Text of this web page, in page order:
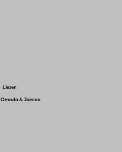
Liezen
Omoda & Jaecoo